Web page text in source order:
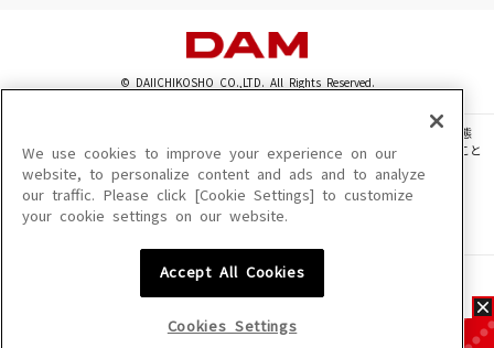
© DAIICHIKOSHO CO.,LTD. All Rights Reserved.
このサイトに掲載されている一切の文章・画像・写真・動画・音声等を、手段や形態
を問わず、著作権法の定める範囲を超えて無断で複製、転載、ファイル化などすること
を禁じます。
楽曲及びコンテンツは、機種によりご利用いただけない場合があります。
楽曲及びコンテンツの配信日、配信内容が変更になる場合があります。
We use cookies to improve your experience on our
website, to personalize content and ads and to analyze
our traffic. Please click [Cookie Settings] to customize
your cookie settings on our website.
Accept All Cookies
Cookies Settings